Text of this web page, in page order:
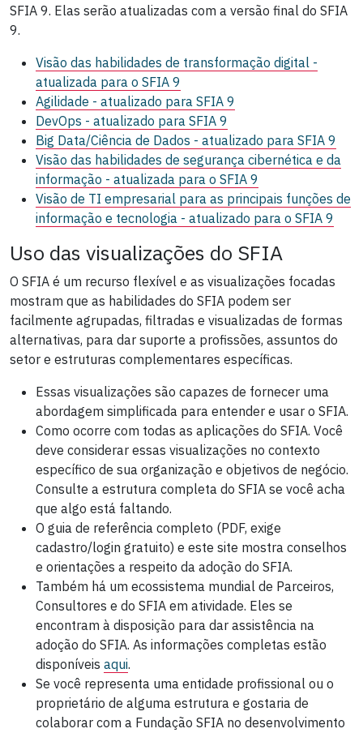
SFIA 9. Elas serão atualizadas com a versão final do SFIA
9.
Visão das habilidades de transformação digital -
atualizada para o SFIA 9
Agilidade - atualizado para SFIA 9
DevOps - atualizado para SFIA 9
Big Data/Ciência de Dados - atualizado para SFIA 9
Visão das habilidades de segurança cibernética e da
informação - atualizada para o SFIA 9
Visão de TI empresarial para as principais funções de
informação e tecnologia - atualizado para o SFIA 9
Uso das visualizações do SFIA
O SFIA é um recurso flexível e as visualizações focadas
mostram que as habilidades do SFIA podem ser
facilmente agrupadas, filtradas e visualizadas de formas
alternativas, para dar suporte a profissões, assuntos do
setor e estruturas complementares específicas.
Essas visualizações são capazes de fornecer uma
abordagem simplificada para entender e usar o SFIA.
Como ocorre com todas as aplicações do SFIA. Você
deve considerar essas visualizações no contexto
específico de sua organização e objetivos de negócio.
Consulte a estrutura completa do SFIA se você acha
que algo está faltando.
O guia de referência completo (PDF, exige
cadastro/login gratuito) e este site mostra conselhos
e orientações a respeito da adoção do SFIA.
Também há um ecossistema mundial de Parceiros,
Consultores e do SFIA em atividade. Eles se
encontram à disposição para dar assistência na
adoção do SFIA. As informações completas estão
disponíveis aqui.
Se você representa uma entidade profissional ou o
proprietário de alguma estrutura e gostaria de
colaborar com a Fundação SFIA no desenvolvimento